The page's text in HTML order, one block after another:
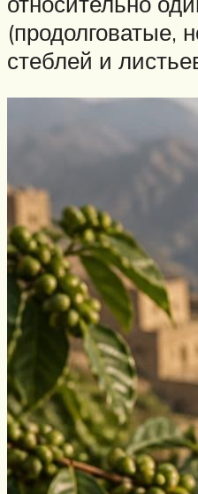
(продолговатые,
стеблей и